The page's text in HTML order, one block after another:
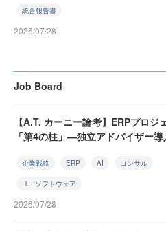
統合報告書
2026/07/28
Job Board
【A.T. カーニー論考】ERPプロジ
「第4の柱」―独立アドバイザー
企業戦略 ERP AI コンサル
IT・ソフトウェア
2026/07/28